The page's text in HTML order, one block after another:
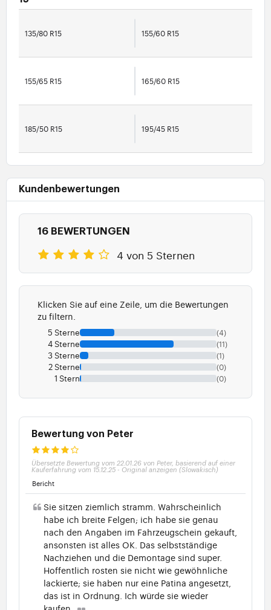
135/80 R15 155/60 R15
155/65 R15 165/60 R15
185/50 R15 195/45 R15
Kundenbewertungen
16 BEWERTUNGEN
4 von 5 Sternen
Klicken Sie auf eine Zeile, um die Bewertungen
zu filtern.
5 Sterne (4)
4 Sterne (11)
3 Sterne (1)
2 Sterne (0)
1 Stern (0)
Bewertung von Peter
Übersetzte Bewertung vom 22.01.26 von Peter, basierend auf einer
Kauferfahrung vom 15.12.25 - Original anzeigen (Slowakisch)
Bericht
Sie sitzen ziemlich stramm. Wahrscheinlich
habe ich breite Felgen; ich habe sie genau
nach den Angaben im Fahrzeugschein gekauft,
ansonsten ist alles OK. Das selbstständige
Nachziehen und die Demontage sind super.
Hoffentlich rosten sie nicht wie gewöhnliche
lackierte; sie haben nur eine Patina angesetzt,
das ist in Ordnung. Ich würde sie wieder